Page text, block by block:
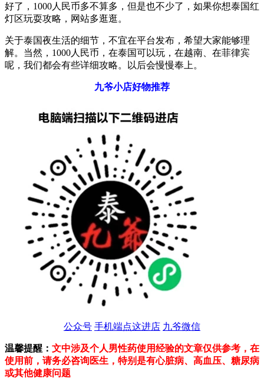
好了，1000人民币多不算多，但是也不少了，如果你想泰国红
灯区玩耍攻略，网站多逛逛。
关于泰国夜生活的细节，不宜在平台发布，希望大家能够理
解。当然，1000人民币，在泰国可以玩，在越南、在菲律宾
呢，我们都会有些详细攻略。以后会慢慢奉上。
九爷小店好物推荐
公众号 手机端点这进店 九爷微信
温馨提醒： 文中涉及个人男性药使用经验的文章仅供参考，在
使用前，请务必咨询医生，特别是有心脏病、高血压、糖尿病
或其他健康问题